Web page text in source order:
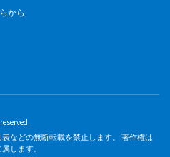
から
などの無断転載を禁止します。 著作権は
します。